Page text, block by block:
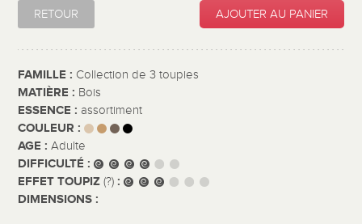
RETOUR AJOUTER AU PANIER
FAMILLE : Collection de 3 toupies
MATIÈRE : Bois
ESSENCE : assortiment
COULEUR :
AGE :Adulte
DIFFICULTÉ :
EFFET TOUPIZ(?) :
DIMENSIONS :